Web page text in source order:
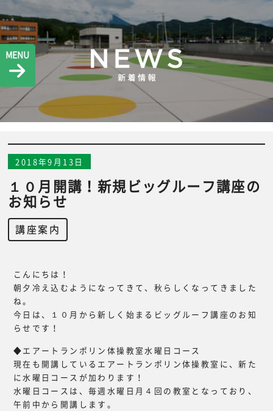
MENU
2018年9月13日
１０月開講！新規ビッグルーフ講座の
お知らせ
講座案内
こんにちは！
朝夕冷え込むようになってきて、秋らしくなってきました
ね。
今日は、１０月から新しく始まるビッグルーフ講座のお知
らせです！
◆エアートランポリン体操教室水曜日コース
現在も開講しているエアートランポリン体操教室に、新た
に水曜日コースが加わります！
水曜日コースは、毎週水曜日月４回の教室となっており、
午前中から開講します。